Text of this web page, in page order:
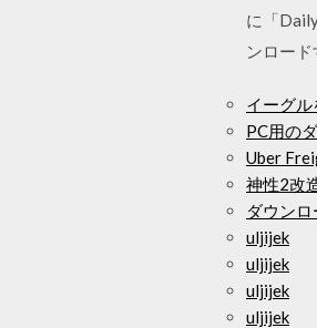
に「
ンロー
イーグ
PC用の
Uber
神性2改
ダウン
uljijek
uljijek
uljijek
uljijek